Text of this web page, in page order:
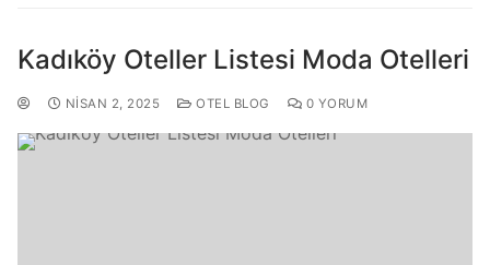
Kadıköy Oteller Listesi Moda Otelleri
NISAN 2, 2025 OTEL BLOG 0 YORUM